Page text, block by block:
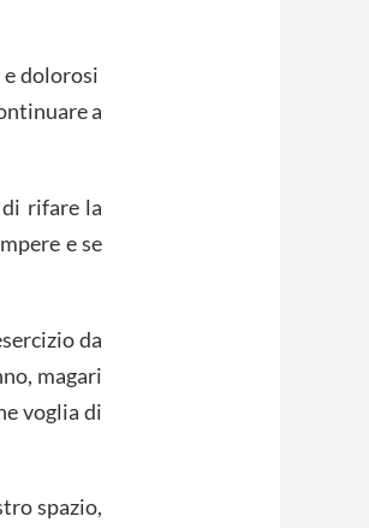
dolorosi
a
rifare la
e se
da
magari
voglia di
spazio,